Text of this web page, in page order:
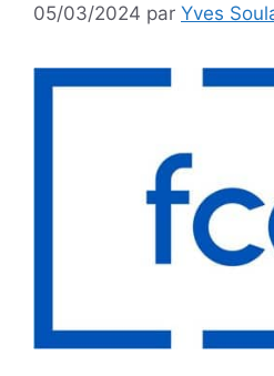
05/03/2024 par Yves